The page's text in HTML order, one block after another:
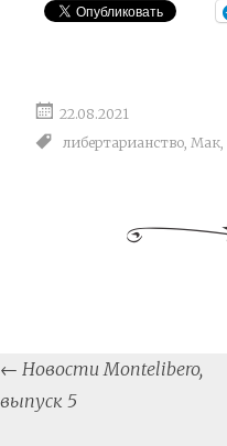
22.08.2021
либертарианство Мак
Post
navigation
← Новости Montelibero,
выпуск 5